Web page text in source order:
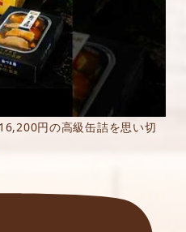
円の高級缶詰を思い切